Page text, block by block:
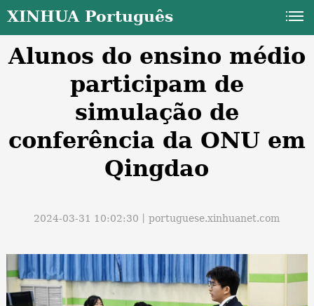
XINHUA Português
Alunos do ensino médio
participam de
simulação de
conferência da ONU em
Qingdao
2024-03-31 10:02:30丨portuguese.xinhuanet.com